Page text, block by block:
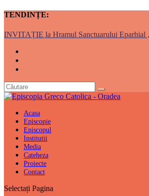
TENDINȚE:
INVITAȚIE la Hramul Sanctuarului Eparhial
Acasa
Episcopie
Episcopul
Institutii
Media
Cateheza
Proiecte
Contact
Selectați Pagina